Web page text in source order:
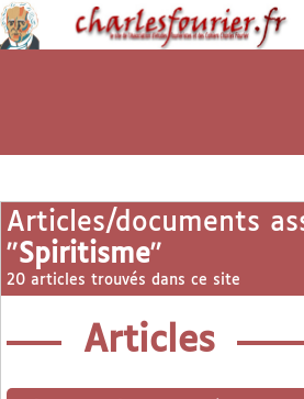
Articles/documents
"Spiritisme"
20 articles trouvés dans ce site
Articles